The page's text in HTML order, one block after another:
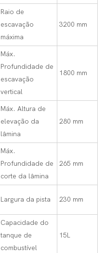
Raio de
escavação
máxima
3200 mm
Máx.
Profundidade de
escavação
vertical
1800 mm
Máx. Altura de
elevação da
lâmina
280 mm
Máx.
Profundidade de
corte da lâmina
265 mm
Largura da pista 230 mm
Capacidade do
tanque de
combustível
15L